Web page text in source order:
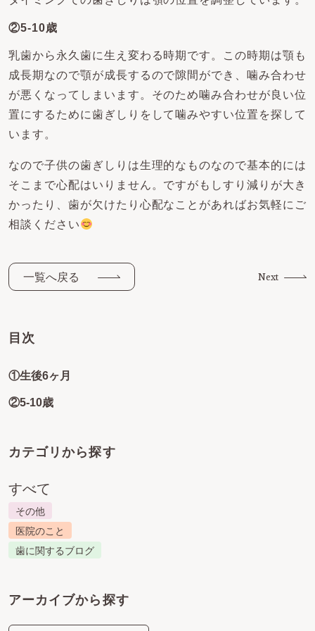
②5-10歳
乳歯から永久歯に生え変わる時期です。この時期は顎も
成長期なので顎が成長するので隙間ができ、噛み合わせ
が悪くなってしまいます。そのため噛み合わせが良い位
置にするために歯ぎしりをして噛みやすい位置を探して
います。
なので子供の歯ぎしりは生理的なものなので基本的には
そこまで心配はいりません。ですがもしすり減りが大き
かったり、歯が欠けたり心配なことがあればお気軽にご
相談ください
一覧へ戻る Next
目次
①生後6ヶ月
②5-10歳
カテゴリから探す
すべて
その他
医院のこと
歯に関するブログ
アーカイブから探す